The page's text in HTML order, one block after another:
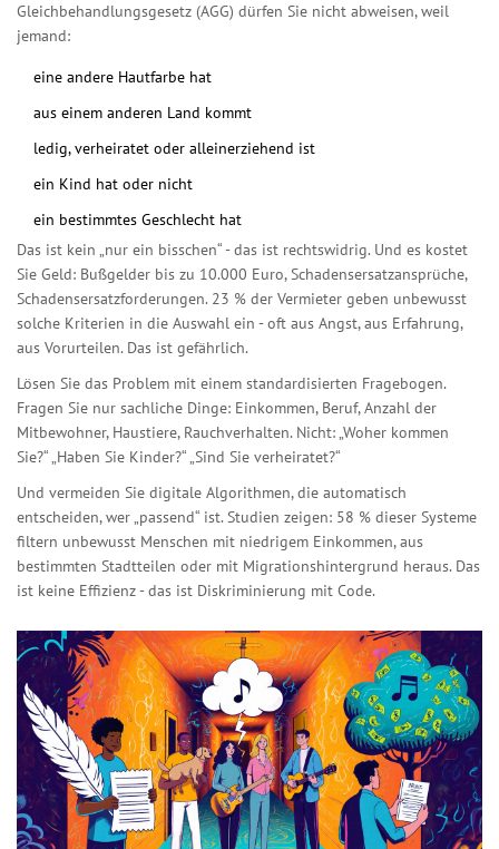
Gleichbehandlungsgesetz (AGG) dürfen Sie nicht abweisen, weil
jemand:
eine andere Hautfarbe hat
aus einem anderen Land kommt
ledig, verheiratet oder alleinerziehend ist
ein Kind hat oder nicht
ein bestimmtes Geschlecht hat
Das ist kein „nur ein bisschen“ - das ist rechtswidrig. Und es kostet
Sie Geld: Bußgelder bis zu 10.000 Euro, Schadensersatzansprüche,
Schadensersatzforderungen. 23 % der Vermieter geben unbewusst
solche Kriterien in die Auswahl ein - oft aus Angst, aus Erfahrung,
aus Vorurteilen. Das ist gefährlich.
Lösen Sie das Problem mit einem standardisierten Fragebogen.
Fragen Sie nur sachliche Dinge: Einkommen, Beruf, Anzahl der
Mitbewohner, Haustiere, Rauchverhalten. Nicht: „Woher kommen
Sie?“ „Haben Sie Kinder?“ „Sind Sie verheiratet?“
Und vermeiden Sie digitale Algorithmen, die automatisch
entscheiden, wer „passend“ ist. Studien zeigen: 58 % dieser Systeme
filtern unbewusst Menschen mit niedrigem Einkommen, aus
bestimmten Stadtteilen oder mit Migrationshintergrund heraus. Das
ist keine Effizienz - das ist Diskriminierung mit Code.